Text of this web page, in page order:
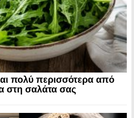
πολύ περισσότερα από
στη σαλάτα σας